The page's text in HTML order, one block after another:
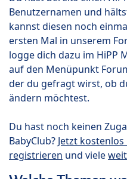
Benutzernamen und
kannst diesen noch
ersten Mal in unserem
logge dich dazu im HiPP
auf den Menüpunkt
der du gefragt wirst, ob
ändern möchtest.
Du hast noch keinen
BabyClub? Jetzt kostenlos
registrieren und viele